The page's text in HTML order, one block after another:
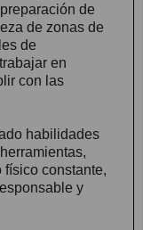
de
de zonas de
de
en
con las
habilidades
constante,
y